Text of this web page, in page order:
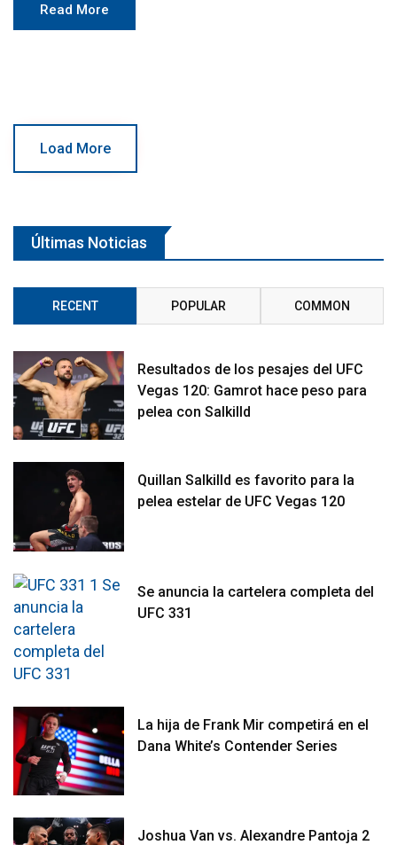
Read More
Load More
Últimas Noticias
RECENT POPULAR COMMON
Resultados de los pesajes del UFC
Vegas 120: Gamrot hace peso para
pelea con Salkilld
Quillan Salkilld es favorito para la
pelea estelar de UFC Vegas 120
Se anuncia la cartelera completa del
UFC 331
La hija de Frank Mir competirá en el
Dana White’s Contender Series
Joshua Van vs. Alexandre Pantoja 2